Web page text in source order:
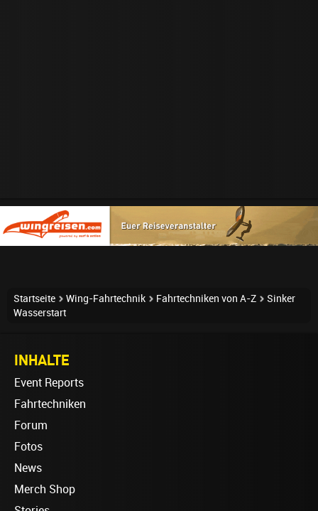
Startseite Wing-Fahrtechnik Fahrtechniken von A-Z
Sinker
Wasserstart
INHALTE
Event Reports
Fahrtechniken
Forum
Fotos
News
Merch Shop